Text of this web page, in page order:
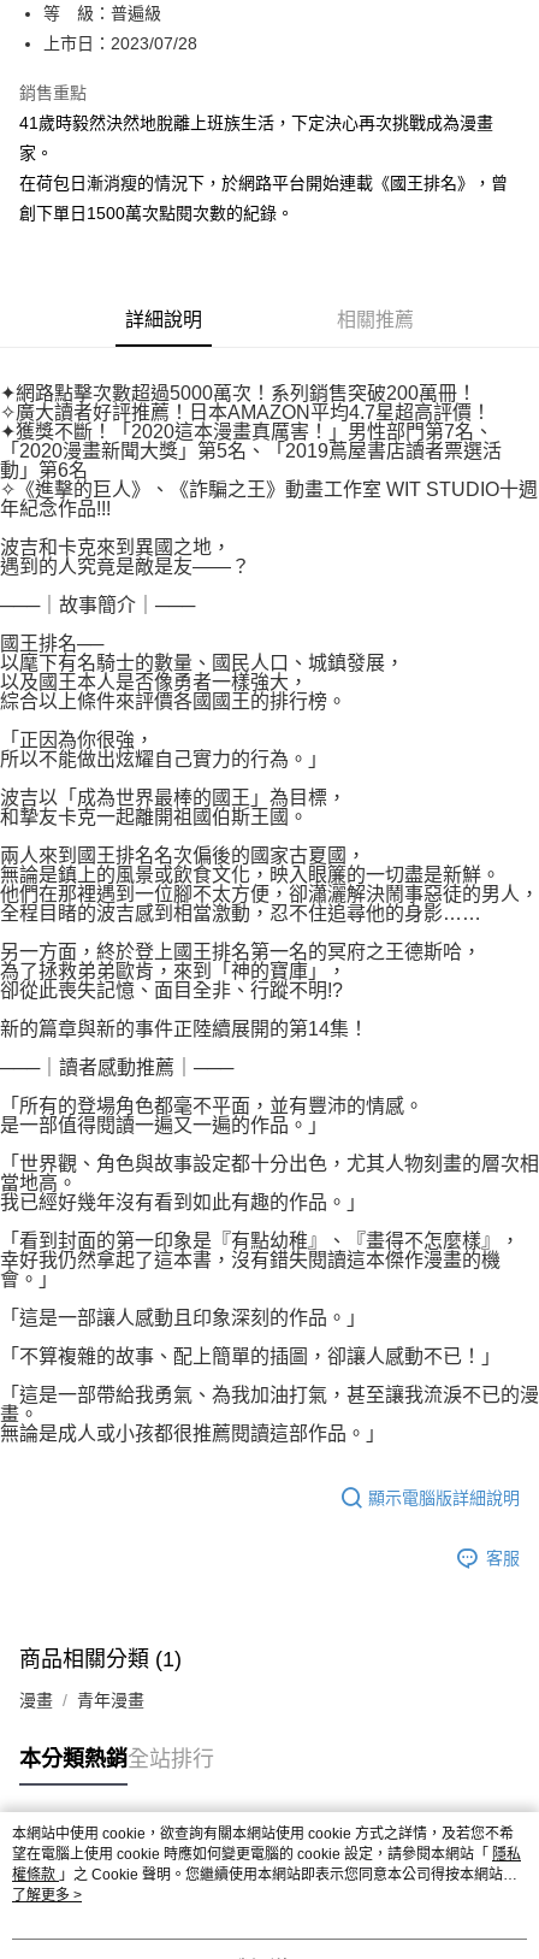
１．於結帳方式選擇「AFTEE先享後付」後，將跳轉至「AFTEE先享後付」
結帳頁面，進行簡訊認證並確認金額後，即可完成結帳。
２．訂單成立數日內，您將收到繳費通知簡訊。
ATM／網路銀行／等多元方式進行付款，方視為交易完成。
※ 請注意：結帳手續完成當下不需立刻繳費，但若您需要取消訂單，請聯絡
購買商品的店家。未經商家同意取消之訂單仍視為有效，需透過AFTEE先享
後付繳納相關費用。
※ 交易是否成功請以「AFTEE先享後付 」之結帳頁面顯示為準，若有關於
是否繳費成功／繳費後需取消欲退款等相關疑問，請聯繫「AFTEE先享後付
易，需依本服務之必要範圍內提供個人資料，並將交易相關給付款項請求債
https://aftee.tw/terms/#terms3
３．未成年的使用者請事先徵得法定代理人或監護人之同意方可使用
「AFTEE先享後付」，若未經同意申辦者引起之損失，本公司不負相關責
任。
４．使用「AFTEE先享後付」時，將依據個別帳號之用戶狀況，依本公司即
時審查核予不同之上限額度；若仍有額度不足之情形，本公司將視審查結果
請求用戶進行身份認證。
恩沛科技股份有限公司將有權停止該用戶之使用額度並採取法律行動。
付款後全家取貨
每筆NT$80，滿NT$500(含以上)免運費
付款後萊爾富取貨
每筆NT$80，滿NT$500(含以上)免運費
付款後7-11取貨
宅配
每筆NT$100，滿NT$800(含以上)免運費
國家/地區配送 查看運費
等 級：普遍級
上市日：2023/07/28
銷售重點
41歲時毅然決然地脫離上班族生活，下定決心再次挑戰成為漫畫
家。
在荷包日漸消瘦的情況下，於網路平台開始連載《國王排名》，曾
創下單日1500萬次點閱次數的紀錄。
詳細說明 相關推薦
✦網路點擊次數超過5000萬次！系列銷售突破200萬冊！
✧廣大讀者好評推薦！日本AMAZON平均4.7星超高評價！
✦獲獎不斷！「2020這本漫畫真厲害！」男性部門第7名、
「2020漫畫新聞大獎」第5名、「2019蔦屋書店讀者票選活
動」第6名
✧《進擊的巨人》、《詐騙之王》動畫工作室 WIT STUDIO十週
年紀念作品!!!
波吉和卡克來到異國之地，
遇到的人究竟是敵是友――？
───｜故事簡介｜───
國王排名──
以麾下有名騎士的數量、國民人口、城鎮發展，
以及國王本人是否像勇者一樣強大，
綜合以上條件來評價各國國王的排行榜。
「正因為你很強，
所以不能做出炫耀自己實力的行為。」
波吉以「成為世界最棒的國王」為目標，
和摯友卡克一起離開祖國伯斯王國。
兩人來到國王排名名次偏後的國家古夏國，
無論是鎮上的風景或飲食文化，映入眼簾的一切盡是新鮮。
他們在那裡遇到一位腳不太方便，卻瀟灑解決鬧事惡徒的男人，
全程目睹的波吉感到相當激動，忍不住追尋他的身影……
另一方面，終於登上國王排名第一名的冥府之王德斯哈，
為了拯救弟弟歐肯，來到「神的寶庫」，
卻從此喪失記憶、面目全非、行蹤不明!?
新的篇章與新的事件正陸續展開的第14集！
───｜讀者感動推薦｜───
「所有的登場角色都毫不平面，並有豐沛的情感。
是一部值得閱讀一遍又一遍的作品。」
「世界觀、角色與故事設定都十分出色，尤其人物刻畫的層次相
當地高。
我已經好幾年沒有看到如此有趣的作品。」
「看到封面的第一印象是『有點幼稚』、『畫得不怎麼樣』，
幸好我仍然拿起了這本書，沒有錯失閱讀這本傑作漫畫的機
會。」
「這是一部讓人感動且印象深刻的作品。」
「不算複雜的故事、配上簡單的插圖，卻讓人感動不已！」
「這是一部帶給我勇氣、為我加油打氣，甚至讓我流淚不已的漫
畫。
無論是成人或小孩都很推薦閱讀這部作品。」
顯示電腦版詳細說明
客服
商品相關分類 (1)
漫畫 青年漫畫
本分類熱銷全站排行
熱門標籤
本網站中使用 cookie，欲查詢有關本網站使用 cookie 方式之詳情，及若您不希
望在電腦上使用 cookie 時應如何變更電腦的 cookie 設定，請參閱本網站「 隱私
權條款 」之 Cookie 聲明。您繼續使用本網站即表示您同意本公司得按本網站使
用條款之 Cookie 聲明使用 cookie。
了解更多 >